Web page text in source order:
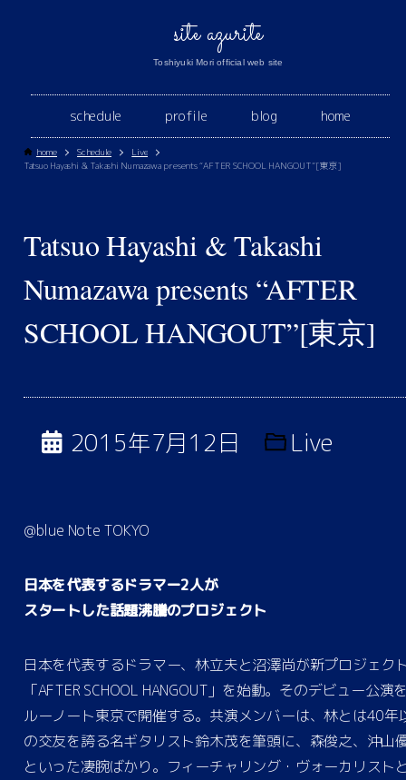
site azurite
Toshiyuki Mori official web site
schedule profile blog home
home Schedule
Live
Tatsuo Hayashi & Takashi Numazawa presents “AFTER SCHOOL HANGOUT”[東京]
Tatsuo Hayashi & Takashi
Numazawa presents “AFTER
SCHOOL HANGOUT”[東京]
2015年7月12日 Live
@blue Note TOKYO
日本を代表するドラマー2人が
スタートした話題沸騰のプロジェクト
日本を代表するドラマー、林立夫と沼澤尚が新プロジェク
「AFTER SCHOOL HANGOUT」を始動。そのデビュー公演
ルーノート東京で開催する。共演メンバーは、林とは40年
の交友を誇る名ギタリスト鈴木茂を筆頭に、森俊之、沖山
といった凄腕ばかり。フィーチャリング・ヴォーカリスト